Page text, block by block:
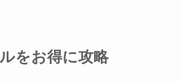
をお得に攻略